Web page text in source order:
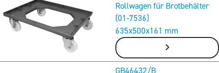
Rollwagen für Brotbehälter
(01-7536)
635x500x161 mm
GB46432/B